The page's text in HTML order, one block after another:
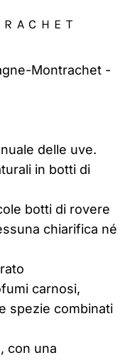
Montrachet -
delle uve.
in botti di
botti di rovere
chiarifica né
carnosi,
spezie combinati
con una